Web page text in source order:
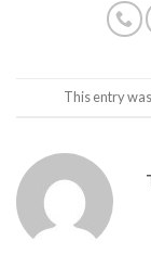
This entry